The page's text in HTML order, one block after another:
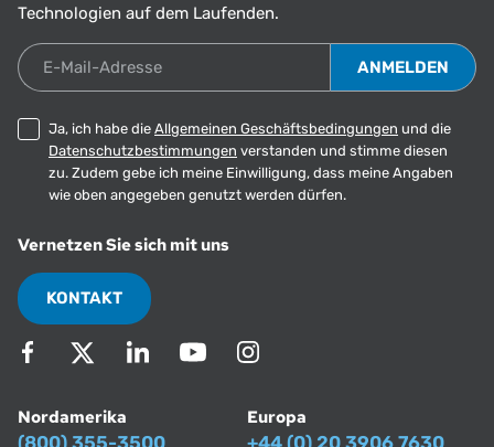
Technologien auf dem Laufenden.
E-Mail-Adresse
Ja, ich habe die Allgemeinen Geschäftsbedingungen und die
Datenschutzbestimmungen verstanden und stimme diesen
zu. Zudem gebe ich meine Einwilligung, dass meine Angaben
wie oben angegeben genutzt werden dürfen.
Vernetzen Sie sich mit uns
KONTAKT
Nordamerika
(800) 355-3500
Europa
+44 (0) 20 3906 7630